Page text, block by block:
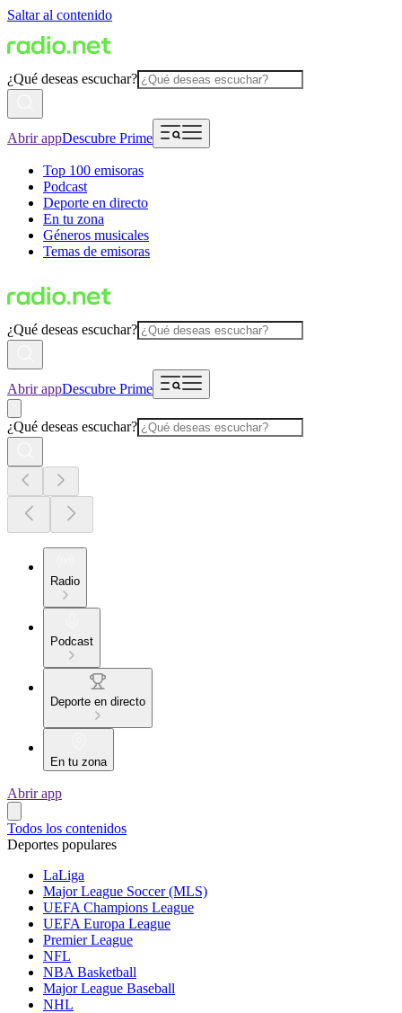
Saltar al contenido
¿Qué deseas escuchar?
Abrir appDescubre Prime
Top 100 emisoras
Podcast
Deporte en directo
En tu zona
Géneros musicales
Temas de emisoras
¿Qué deseas escuchar?
Abrir appDescubre Prime
¿Qué deseas escuchar?
Radio
Podcast
Deporte en directo
En tu zona
Abrir app
Todos los contenidos
Deportes populares
LaLiga
Major League Soccer (MLS)
UEFA Champions League
UEFA Europa League
Premier League
NFL
NBA Basketball
Major League Baseball
NHL